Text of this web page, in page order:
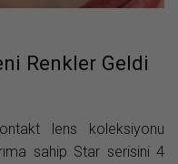
Renkler Geldi
lens koleksiyonu
sahip Star serisini 4